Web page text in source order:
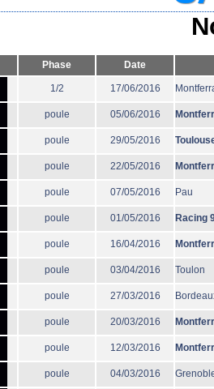
Phase Date
1/2 17/06/2016
poule 05/06/2016
poule 29/05/2016
poule 22/05/2016
poule 07/05/2016 Pau
poule 01/05/2016 Racing
poule 16/04/2016
poule 03/04/2016 Toulon
poule 27/03/2016
poule 20/03/2016
poule 12/03/2016
poule 04/03/2016